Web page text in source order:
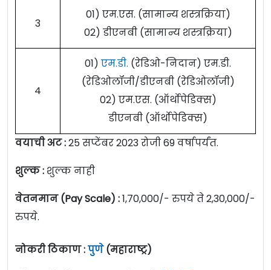
3
01) एम.एस. (सामान्य शस्त्रक्रिया)
02) डीएनबी (सामान्य शस्त्रक्रिया)
4
01) एम.डी. (रेडिओ-निदान) एम.डी.
(रेडिओलॉजी/डीएनबी (रेडिओलॉजी)
02) एम.एस. (ऑर्थोपेडिक्स)
डीएनबी (ऑर्थोपेडिक्स)
वयाची अट :25 सप्टेंबर 2023 रोजी 69 वर्षापर्यंत.
शुल्क : शुल्क नाही
वेतनमान (Pay Scale) :1,70,000/- रुपये ते 2,30,000/-
रुपये.
नोकरी ठिकाण :पुणे(महाराष्ट्र)